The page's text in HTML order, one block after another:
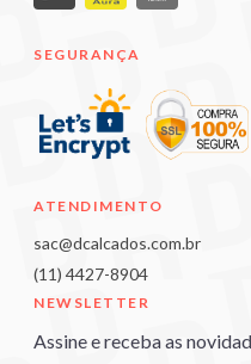
SEGURANÇA
ATENDIMENTO
sac@dcalcados.com.br
(11) 4427-8904
NEWSLETTER
Assine e receba as